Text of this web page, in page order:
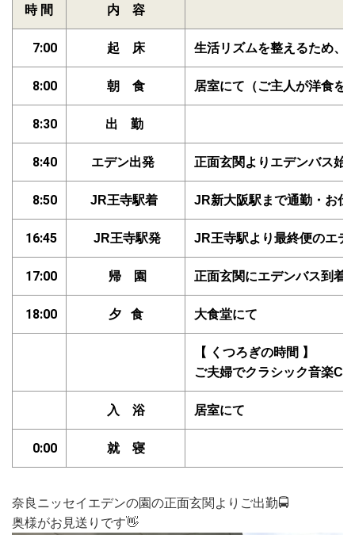
時 間
内 容
7:00 起 床 生活リズムを整えるため、
8:00 朝 食 居室にて（ご主人が洋食を
8:30 出 勤
8:40 エデン出発 正面玄関よりエデンバス始
8:50 JR王寺駅着 JR新大阪駅まで通勤・お仕
16:45 JR王寺駅発 JR王寺駅より最終便のエデ
17:00 帰 園 正面玄関にエデンバス到着
18:00 夕 食 大食堂にて
【 くつろぎの時間 】
ご夫婦でクラシック音楽
入 浴 居室にて
0:00 就 寝
奈良ニッセイエデンの園の正面玄関よりご出勤🚍
奥様がお見送りです👋